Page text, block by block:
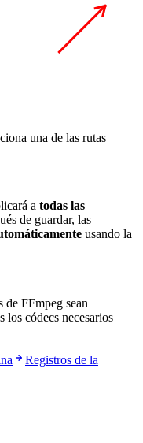
una de las rutas
a todas las
de guardar, las
usando la
de FFmpeg sean
los códecs necesarios
Registros de la